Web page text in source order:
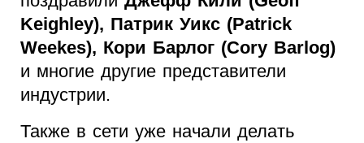
Keighley), Патрик Уикс (Patrick
Weekes), Кори Барлог (Cory Barlog)
и многие другие представители
индустрии.
Также в сети уже начали делать